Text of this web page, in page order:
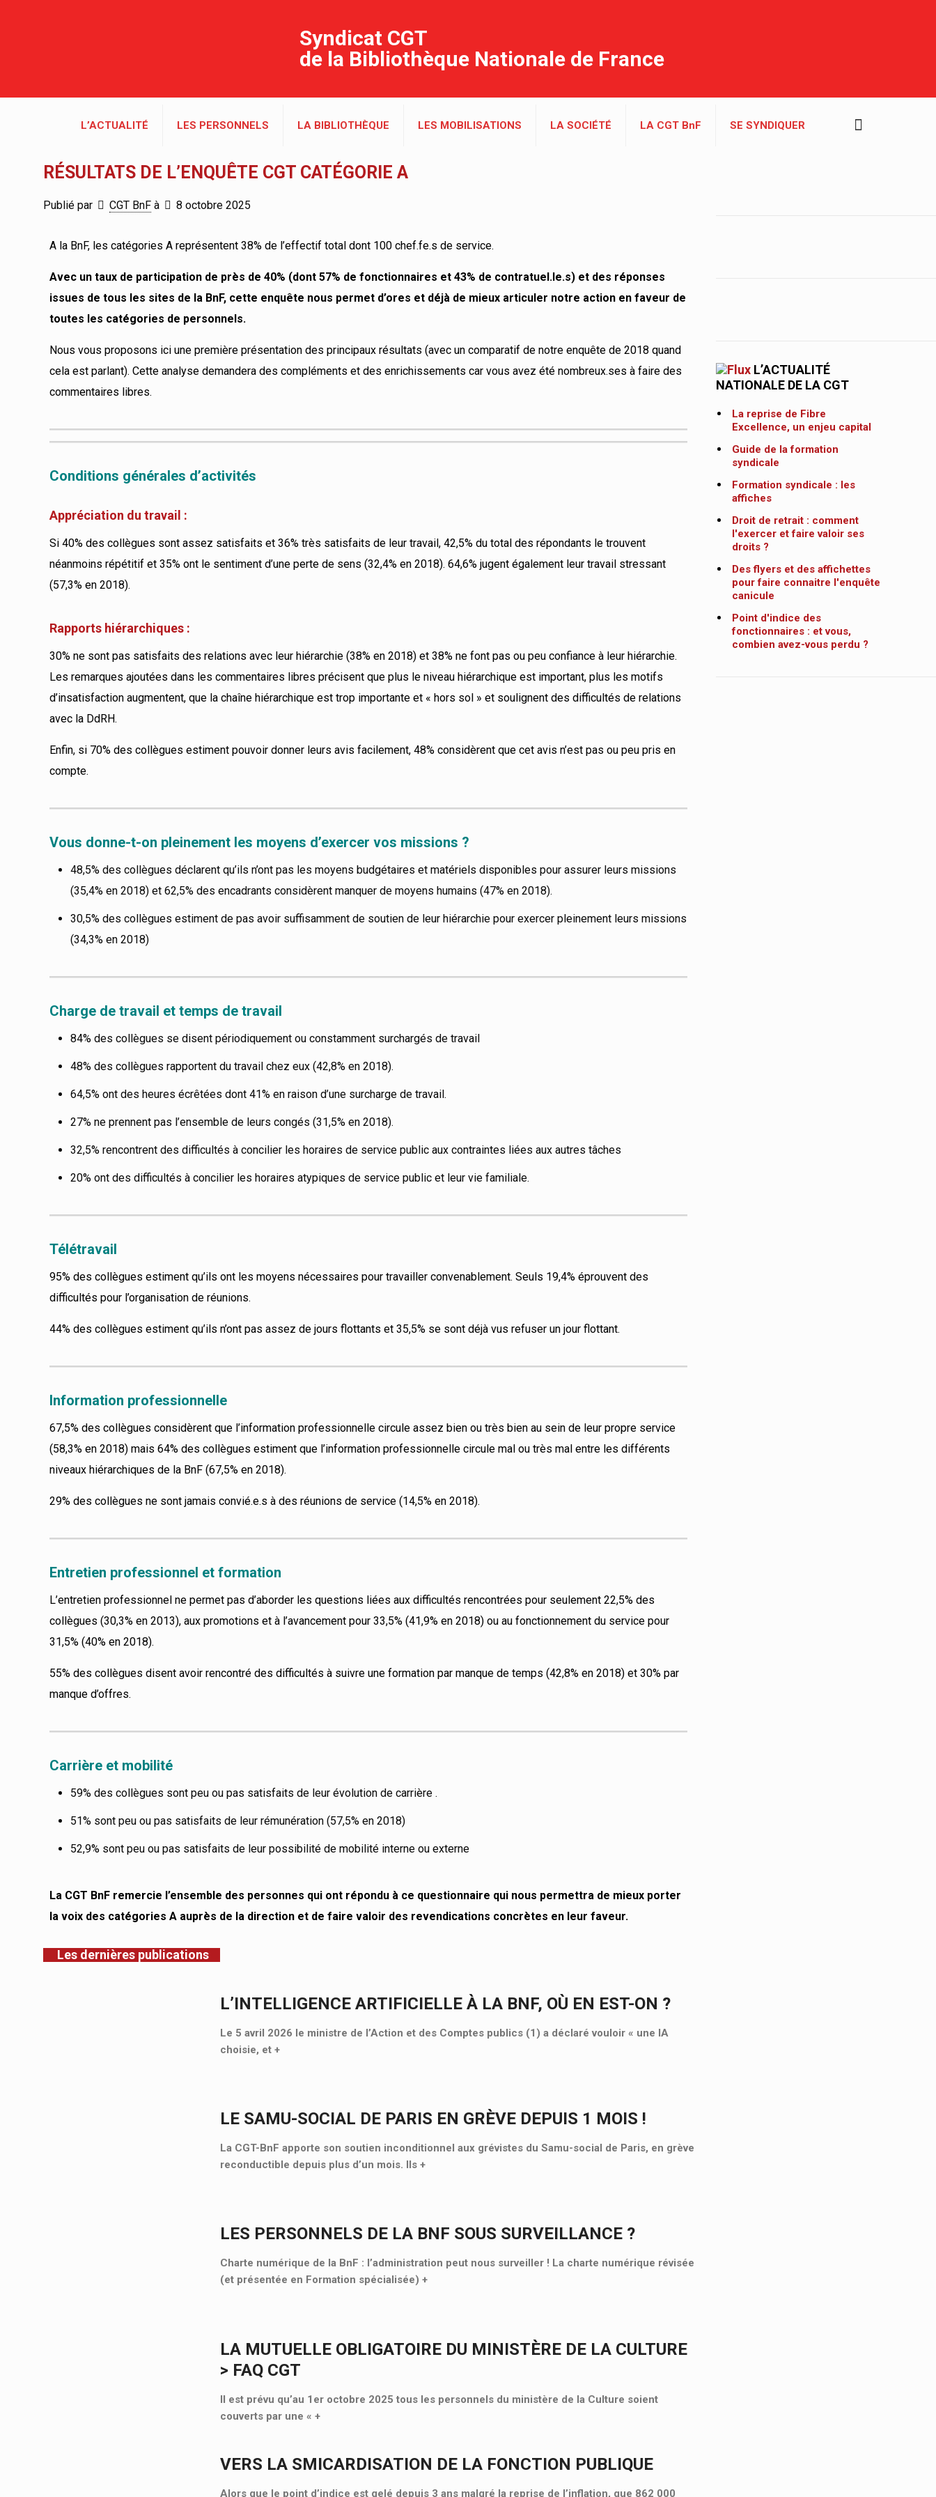
Syndicat CGT
de la Bibliothèque Nationale de France
L’ACTUALITÉ LES PERSONNELS LA BIBLIOTHÈQUE LES MOBILISATIONS LA SOCIÉTÉ LA CGT BnF SE SYNDIQUER
RÉSULTATS DE L’ENQUÊTE CGT CATÉGORIE A
Publié par CGT BnF à 8 octobre 2025
A la BnF, les catégories A représentent 38% de l’effectif total dont 100 chef.fe.s de service.
Avec un taux de participation de près de 40% (dont 57% de fonctionnaires et 43% de contratuel.le.s) et des réponses
issues de tous les sites de la BnF, cette enquête nous permet d’ores et déjà de mieux articuler notre action en faveur de
toutes les catégories de personnels.
Nous vous proposons ici une première présentation des principaux résultats (avec un comparatif de notre enquête de 2018 quand
cela est parlant). Cette analyse demandera des compléments et des enrichissements car vous avez été nombreux.ses à faire des
commentaires libres.
Conditions générales d’activités
Appréciation du travail :
Si 40% des collègues sont assez satisfaits et 36% très satisfaits de leur travail, 42,5% du total des répondants le trouvent
néanmoins répétitif et 35% ont le sentiment d’une perte de sens (32,4% en 2018). 64,6% jugent également leur travail stressant
(57,3% en 2018).
Rapports hiérarchiques :
30% ne sont pas satisfaits des relations avec leur hiérarchie (38% en 2018) et 38% ne font pas ou peu confiance à leur hiérarchie.
Les remarques ajoutées dans les commentaires libres précisent que plus le niveau hiérarchique est important, plus les motifs
d’insatisfaction augmentent, que la chaîne hiérarchique est trop importante et « hors sol » et soulignent des difficultés de relations
avec la DdRH.
Enfin, si 70% des collègues estiment pouvoir donner leurs avis facilement, 48% considèrent que cet avis n’est pas ou peu pris en
compte.
Vous donne-t-on pleinement les moyens d’exercer vos missions ?
48,5% des collègues déclarent qu’ils n’ont pas les moyens budgétaires et matériels disponibles pour assurer leurs missions
(35,4% en 2018) et 62,5% des encadrants considèrent manquer de moyens humains (47% en 2018).
30,5% des collègues estiment de pas avoir suffisamment de soutien de leur hiérarchie pour exercer pleinement leurs missions
(34,3% en 2018)
Charge de travail et temps de travail
84% des collègues se disent périodiquement ou constamment surchargés de travail
48% des collègues rapportent du travail chez eux (42,8% en 2018).
64,5% ont des heures écrêtées dont 41% en raison d’une surcharge de travail.
27% ne prennent pas l’ensemble de leurs congés (31,5% en 2018).
32,5% rencontrent des difficultés à concilier les horaires de service public aux contraintes liées aux autres tâches
20% ont des difficultés à concilier les horaires atypiques de service public et leur vie familiale.
Télétravail
95% des collègues estiment qu’ils ont les moyens nécessaires pour travailler convenablement. Seuls 19,4% éprouvent des
difficultés pour l’organisation de réunions.
44% des collègues estiment qu’ils n’ont pas assez de jours flottants et 35,5% se sont déjà vus refuser un jour flottant.
Information professionnelle
67,5% des collègues considèrent que l’information professionnelle circule assez bien ou très bien au sein de leur propre service
(58,3% en 2018) mais 64% des collègues estiment que l’information professionnelle circule mal ou très mal entre les différents
niveaux hiérarchiques de la BnF (67,5% en 2018).
29% des collègues ne sont jamais convié.e.s à des réunions de service (14,5% en 2018).
Entretien professionnel et formation
L’entretien professionnel ne permet pas d’aborder les questions liées aux difficultés rencontrées pour seulement 22,5% des
collègues (30,3% en 2013), aux promotions et à l’avancement pour 33,5% (41,9% en 2018) ou au fonctionnement du service pour
31,5% (40% en 2018).
55% des collègues disent avoir rencontré des difficultés à suivre une formation par manque de temps (42,8% en 2018) et 30% par
manque d’offres.
Carrière et mobilité
59% des collègues sont peu ou pas satisfaits de leur évolution de carrière .
51% sont peu ou pas satisfaits de leur rémunération (57,5% en 2018)
52,9% sont peu ou pas satisfaits de leur possibilité de mobilité interne ou externe
La CGT BnF remercie l’ensemble des personnes qui ont répondu à ce questionnaire qui nous permettra de mieux porter
la voix des catégories A auprès de la direction et de faire valoir des revendications concrètes en leur faveur.
Les dernières publications
L’INTELLIGENCE ARTIFICIELLE À LA BNF, OÙ EN EST-ON ?
Le 5 avril 2026 le ministre de l’Action et des Comptes publics (1) a déclaré vouloir « une IA
choisie, et +
LE SAMU-SOCIAL DE PARIS EN GRÈVE DEPUIS 1 MOIS !
La CGT-BnF apporte son soutien inconditionnel aux grévistes du Samu-social de Paris, en grève
reconductible depuis plus d’un mois. Ils +
LES PERSONNELS DE LA BNF SOUS SURVEILLANCE ?
Charte numérique de la BnF : l’administration peut nous surveiller ! La charte numérique révisée
(et présentée en Formation spécialisée) +
LA MUTUELLE OBLIGATOIRE DU MINISTÈRE DE LA CULTURE
> FAQ CGT
Il est prévu qu’au 1er octobre 2025 tous les personnels du ministère de la Culture soient
couverts par une « +
VERS LA SMICARDISATION DE LA FONCTION PUBLIQUE
Alors que le point d’indice est gelé depuis 3 ans malgré la reprise de l’inflation, que 862 000
L’ACTUALITÉ
NATIONALE DE LA CGT
La reprise de Fibre
Excellence, un enjeu capital
Guide de la formation
syndicale
Formation syndicale : les
affiches
Droit de retrait : comment
l'exercer et faire valoir ses
droits ?
Des flyers et des affichettes
pour faire connaitre l'enquête
canicule
Point d'indice des
fonctionnaires : et vous,
combien avez-vous perdu ?